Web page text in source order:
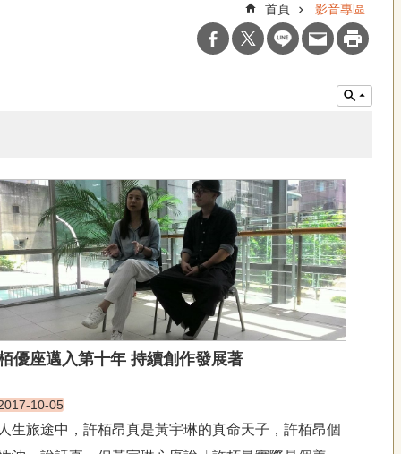
首頁 影音專區
栢優座邁入第十年 持續創作發展著
10-05
生旅途中，許栢昂真是黃宇琳的真命天子，許栢昂個